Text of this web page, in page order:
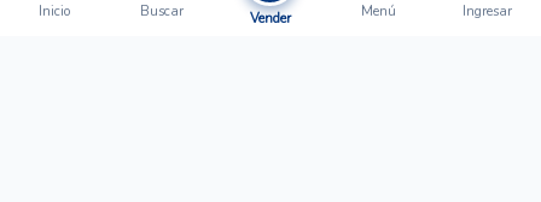
Inicio Buscar Vender Menú Ingresar